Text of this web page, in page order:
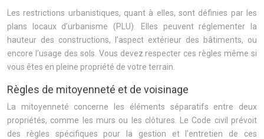
Les restrictions urbanistiques, quant à elles, sont définies par les
plans locaux d’urbanisme (PLU). Elles peuvent réglementer la
hauteur des constructions, l’aspect extérieur des bâtiments, ou
encore l’usage des sols. Vous devez respecter ces règles même si
vous êtes en pleine propriété de votre terrain.
Règles de mitoyenneté et de voisinage
La mitoyenneté concerne les éléments séparatifs entre deux
propriétés, comme les murs ou les clôtures. Le Code civil prévoit
des règles spécifiques pour la gestion et l’entretien de ces